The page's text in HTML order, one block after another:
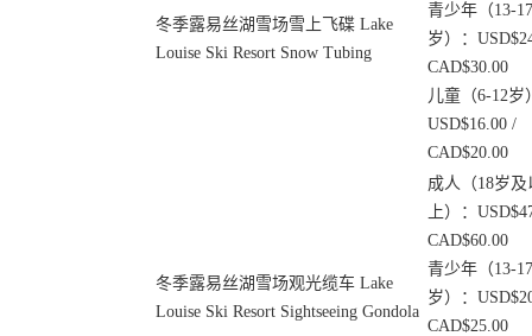
冬季露易丝湖雪场雪上飞碟 Lake
Louise Ski Resort Snow Tubing
青少年（13-17
岁）：
CAD$30.00
儿童（6-12岁
USD$16.00 /
CAD$20.00
冬季露易丝湖雪场观光缆车 Lake
Louise Ski Resort Sightseeing Gondola
成人（18岁及
上）：
CAD$60.00
青少年（13-17
岁）：
CAD$25.00